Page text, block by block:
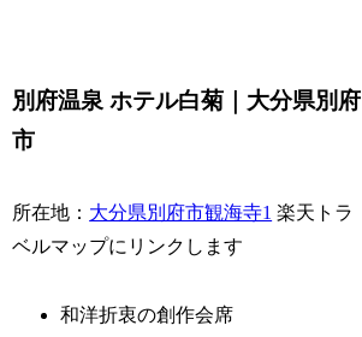
別府温泉 ホテル白菊｜大分県別府
市
所在地： 大分県別府市観海寺1 楽天トラ
ベルマップにリンクします
和洋折衷の創作会席